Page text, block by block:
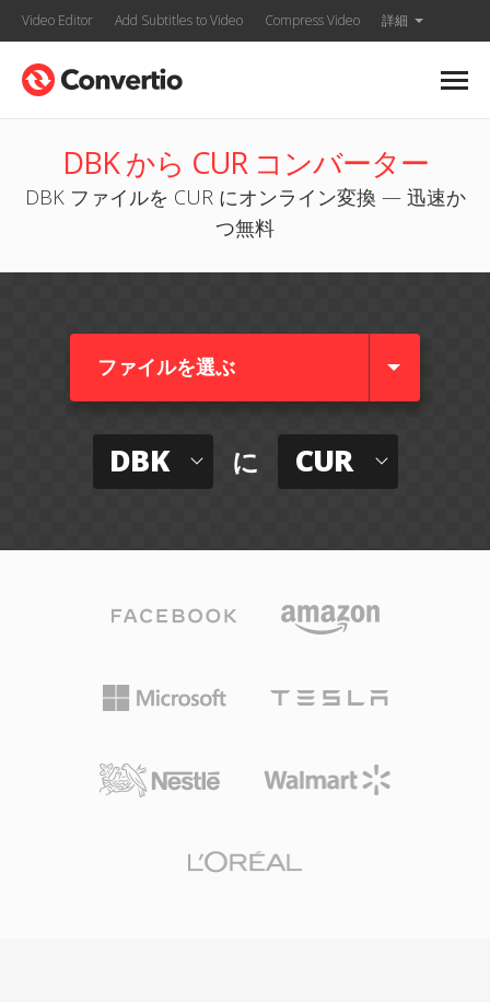
Video Editor Add Subtitles to Video Compress Video 詳細
DBK から CUR コンバーター
DBK ファイルを CUR にオンライン変換 — 迅速か
つ無料
ファイルを選ぶ
DBK に CUR